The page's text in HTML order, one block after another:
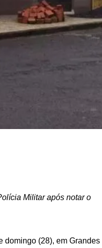
Militar após notar o
(28), em